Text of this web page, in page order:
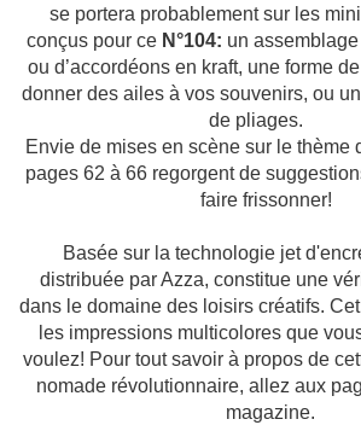
se portera probablement sur les
conçus pour ce N°104: un
ou d’accordéons en kraft, une forme
donner des ailes à vos souvenirs, ou
de pliages.
Envie de mises en scène sur le thème
pages 62 à 66 regorgent de
faire frissonner!
Basée sur la technologie jet
distribuée par Azza, constitue une
dans le domaine des loisirs créatifs.
les impressions multicolores que
voulez! Pour tout savoir à propos de
nomade révolutionnaire, allez aux
magazine.